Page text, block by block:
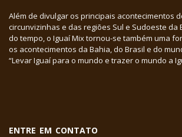
Além de divulgar os principais acontecimentos
circunvizinhas e das regiões Sul e Sudoeste da
do tempo, o Iguaí Mix tornou-se também uma
os acontecimentos da Bahia, do Brasil e do
“Levar Iguaí para o mundo e trazer o mundo a
ENTRE EM CONTATO